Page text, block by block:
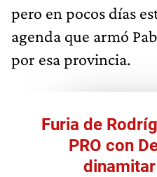
pero en pocos días
agenda que armó
por esa provincia.
Furia de
PRO con